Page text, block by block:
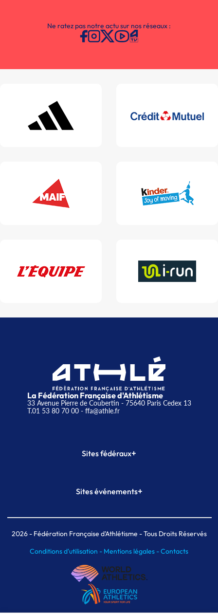
Ne ratez pas notre actu sur nos réseaux :
La Fédération Française d'Athlétisme
33 Avenue Pierre de Coubertin - 75640 Paris Cedex 13
T.01 53 80 70 00- ffa@athle.fr
Sites fédéraux+
Plateforme Formation
Sites événements+
Meeting de Paris indoor
MAIF Ekiden de Paris
2026- Fédération Française d'Athlétisme - Tous Droits Réservés
Conditions d'utilisation - Mentions légales -Contacts